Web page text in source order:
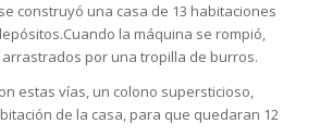
construyó una casa de 13 habitaciones
la máquina se rompió,
por una tropilla de burros.
estas vías, un colono supersticioso,
de la casa, para que quedaran 12